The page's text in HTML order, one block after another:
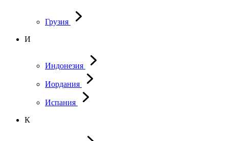
Грузия
И
Индонезия
Иордания
Испания
К